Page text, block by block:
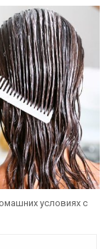
условиях с